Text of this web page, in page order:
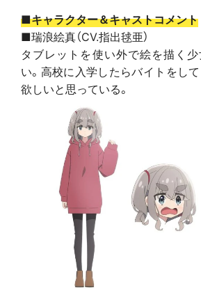
■キャラクター＆キャストコメント
■瑞浪絵真（CV.指出毬亜）
タブレットを使い外で絵を描く
い。高校に入学したらバイトをし
欲しいと思っている。